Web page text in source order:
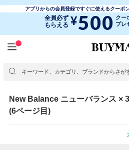
アプリからの会員登録ですぐに使えるクーポ
全員必ず
もらえる ¥500 クー
プレ
New Balance ニューバランス ×
(6ページ目)